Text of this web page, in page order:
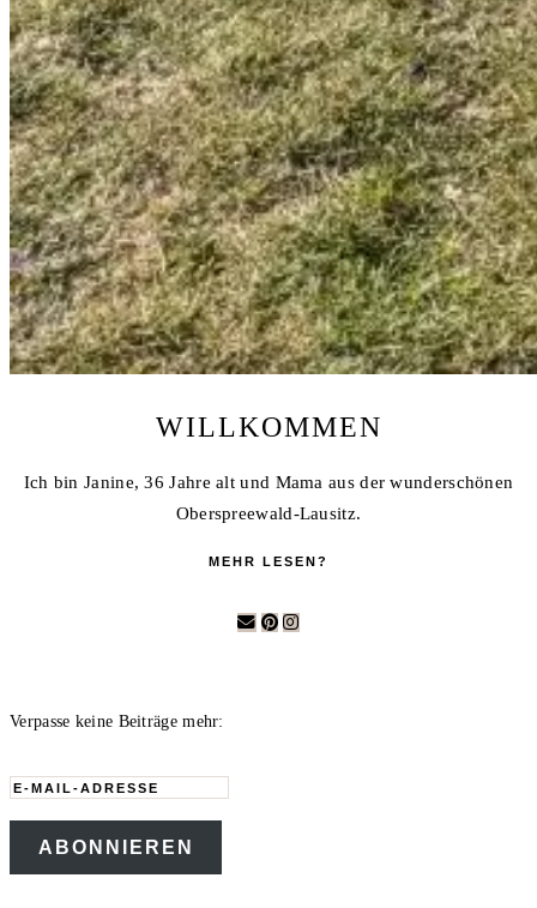
WILLKOMMEN
Ich bin Janine, 36 Jahre alt und Mama aus der wunderschönen
Oberspreewald-Lausitz.
MEHR LESEN?
Verpasse keine Beiträge mehr:
E-
Mail-
Adresse
ABONNIEREN